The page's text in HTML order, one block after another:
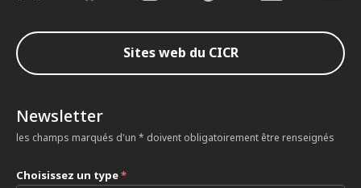
Sites web du CICR
Newsletter
les champs marqués d'un * doivent obligatoirement être renseignés
Choisissez un type*